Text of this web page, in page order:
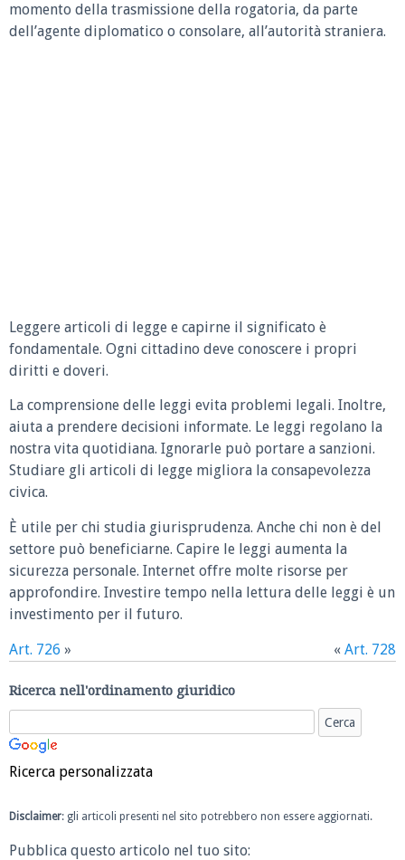
momento della trasmissione della rogatoria, da parte
dell’agente diplomatico o consolare, all’autorità straniera.
Leggere articoli di legge e capirne il significato è
fondamentale. Ogni cittadino deve conoscere i propri
diritti e doveri.
La comprensione delle leggi evita problemi legali. Inoltre,
aiuta a prendere decisioni informate. Le leggi regolano la
nostra vita quotidiana. Ignorarle può portare a sanzioni.
Studiare gli articoli di legge migliora la consapevolezza
civica.
È utile per chi studia giurisprudenza. Anche chi non è del
settore può beneficiarne. Capire le leggi aumenta la
sicurezza personale. Internet offre molte risorse per
approfondire. Investire tempo nella lettura delle leggi è un
investimento per il futuro.
Art. 726 » « Art. 728
Ricerca nell'ordinamento giuridico
Ricerca personalizzata
Disclaimer: gli articoli presenti nel sito potrebbero non essere aggiornati.
Pubblica questo articolo nel tuo sito: